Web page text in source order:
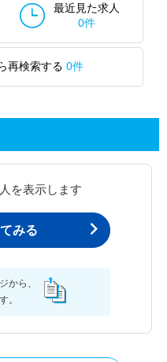
最近見た求人
0件
再検索する 0件
を表示します
みる
から、
。